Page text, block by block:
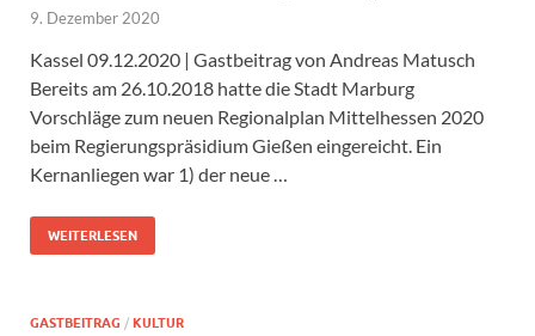
9. Dezember 2020
Kassel 09.12.2020 | Gastbeitrag von Andreas Matusch
Bereits am 26.10.2018 hatte die Stadt Marburg
Vorschläge zum neuen Regionalplan Mittelhessen 2020
beim Regierungspräsidium Gießen eingereicht. Ein
Kernanliegen war 1) der neue …
WEITERLESEN
GASTBEITRAG / KULTUR